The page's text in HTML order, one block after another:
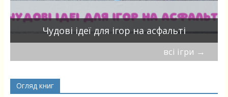
Чудові ідеї для ігор на асфальті
всі ігри →
Огляд книг